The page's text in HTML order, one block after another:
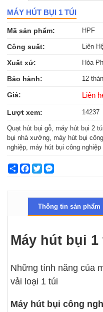
MÁY HÚT BỤI 1 TÚI
Mã sản phẩm: HPF
Công suất: Liên
Xuất xứ: Hòa
Bảo hành: 12
Giá: Liên
Lượt xem: 14237
Quạt hút bụi gỗ, máy hút bụi 2
bụi nhà xưởng, máy hút bụi
nghiệp, máy hút bụi công nghiệp
ShareFacebook
Twitter
Thông tin sản phẩm
Máy hút bụi 1
Những tính năng của
vải loại 1 túi
Máy hút bụi công